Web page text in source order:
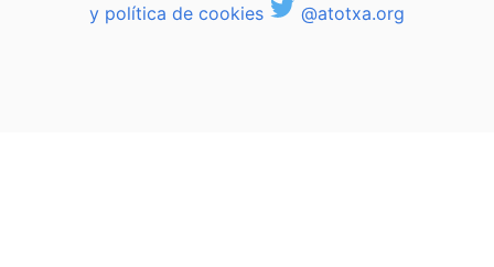
y política de cookies
@atotxa.org